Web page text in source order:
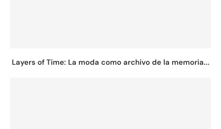
Layers of Time: La moda como archivo de la memoria...